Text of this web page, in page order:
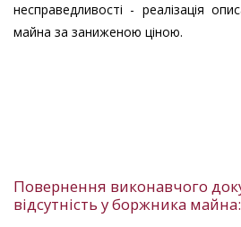
несправедливості - реалізація
майна за заниженою ціною.
Повернення виконавчого
відсутність у боржника